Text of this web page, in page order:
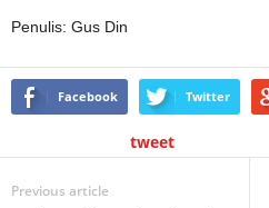
Penulis: Gus Din
Facebook Twitter
tweet
Previous article